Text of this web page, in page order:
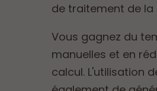
de traitement de la
Vous gagnez du
manuelles et en
calcul. L'utilisation